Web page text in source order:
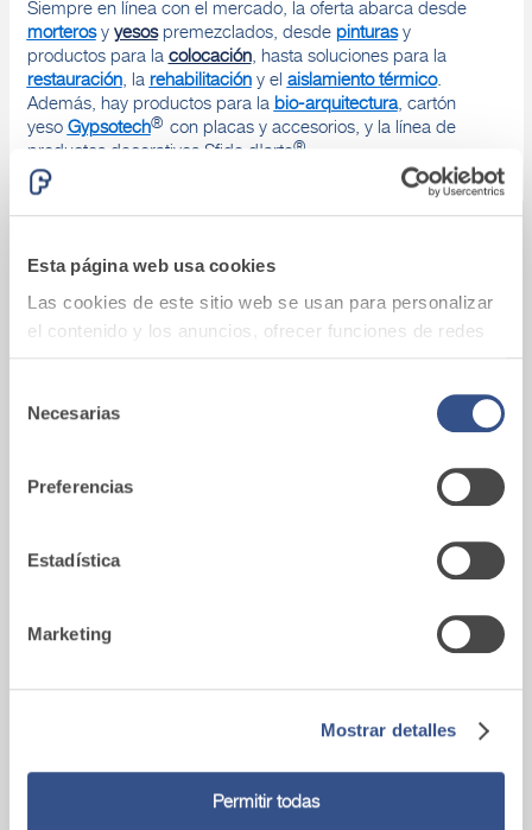
Esta página web usa cookies
Las cookies de este sitio web se usan para personalizar
el contenido y los anuncios, ofrecer funciones de redes
nuestros partners de redes sociales, publicidad y análisis
que les haya proporcionado o que hayan recopilado a
Necesarias
Preferencias
Estadística
Marketing
Mostrar detalles
Permitir todas
Siempre en línea con el mercado, la oferta abarca desde
morterosy yesospremezclados, desde pinturasy
productos para la colocación, hasta soluciones para la
restauración, la rehabilitacióny el aislamiento térmico.
Además, hay productos para la bio-arquitectura, cartón
yeso Gypsotech® con placas y accesorios, y la línea de
productos decorativos Sfide d'arte®.
Fassacouche
Descubre colores y acabados disponibles.
Conoces nuestros productos y aprendes
Si tienes algún problema, ponte en contacto